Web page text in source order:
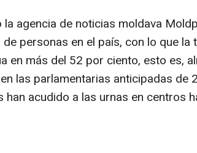
la agencia de noticias moldava
personas en el país, con lo que la
en más del 52 por ciento, esto es,
las parlamentarias anticipadas de
han acudido a las urnas en centros